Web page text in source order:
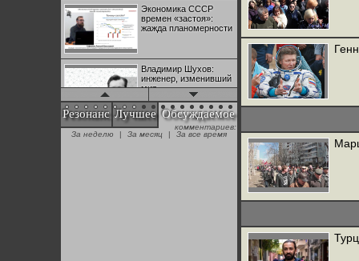
Экономика СССР
времен «застоя»:
жажда планомерности
Владимир Шухов:
инженер, изменивший
мир
"Аркадий Коц" на
эгалите-фесте "Не
Резонанс Лучшее Обсуждаемое
комментариев:
За неделю
| За месяц | За все время